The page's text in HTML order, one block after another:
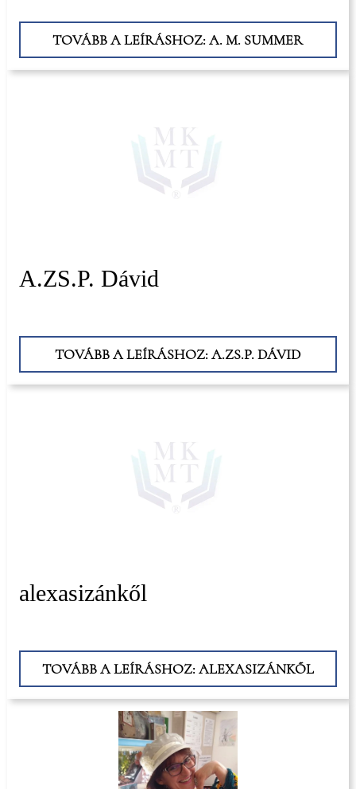
TOVÁBB A LEÍRÁSHOZ: A. M. SUMMER
A.ZS.P. Dávid
TOVÁBB A LEÍRÁSHOZ: A.ZS.P. DÁVID
alexasizánkől
TOVÁBB A LEÍRÁSHOZ: ALEXASIZÁNKŐL